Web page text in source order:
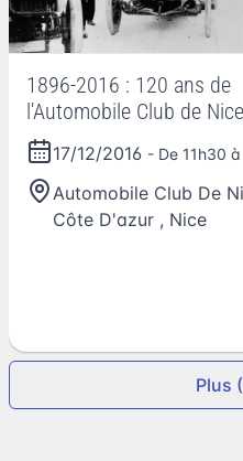
1896-2016 : 120 ans de
l'Automobile Club de
Côte d'Azur
17/12/2016 - De 11h30
Automobile Club De
Côte D'azur , Nice
Plus